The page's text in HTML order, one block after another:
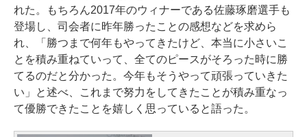
れた。もちろん2017年のウィナーである佐藤琢磨選手も
登場し、司会者に昨年勝ったことの感想などを求めら
れ、「勝つまで何年もやってきたけど、本当に小さいこ
とを積み重ねていって、全てのピースがそろった時に勝
てるのだと分かった。今年もそうやって頑張っていきた
い」と述べ、これまで努力をしてきたことが積み重なっ
て優勝できたことを嬉しく思っていると語った。